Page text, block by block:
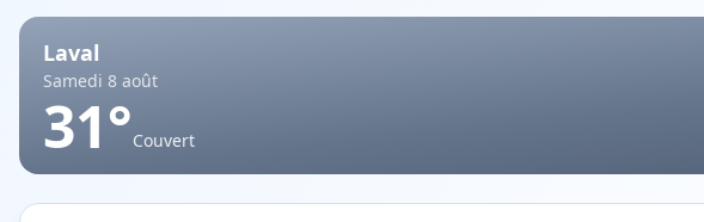
Laval
Samedi 8 août
31°Couvert